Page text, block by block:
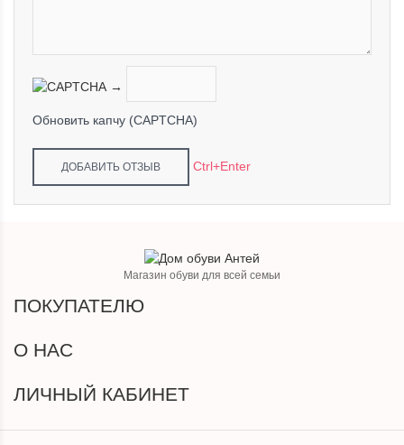
→
Обновить капчу (CAPTCHA)
Ctrl+Enter
Магазин обуви для всей семьи
ПОКУПАТЕЛЮ
О НАС
ЛИЧНЫЙ КАБИНЕТ